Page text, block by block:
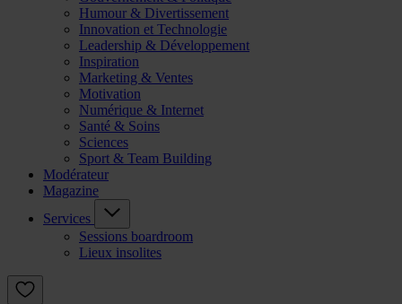
Humour & Divertissement
Innovation et Technologie
Leadership & Développement
Inspiration
Marketing & Ventes
Motivation
Numérique & Internet
Santé & Soins
Sciences
Sport & Team Building
Modérateur
Magazine
Services
Sessions boardroom
Lieux insolites